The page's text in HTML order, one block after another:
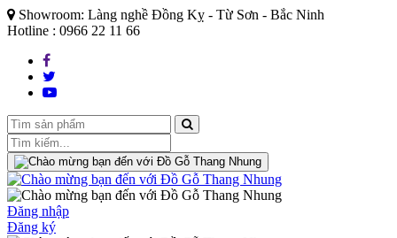
Showroom: Làng nghề Đồng Kỵ - Từ Sơn - Bắc Ninh
Hotline : 0966 22 11 66
Đăng nhập
Đăng ký